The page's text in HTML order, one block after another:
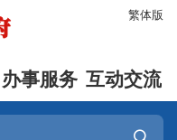
繁体版
办事服务 互动交流